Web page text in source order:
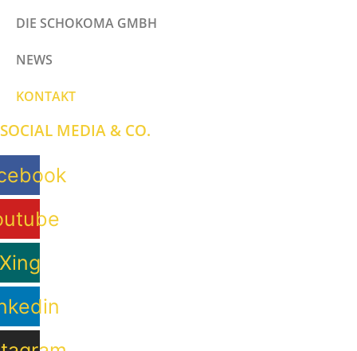
DIE SCHOKOMA GMBH
NEWS
KONTAKT
SOCIAL MEDIA & CO.
Xing